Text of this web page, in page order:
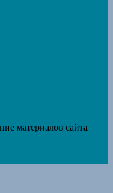
материалов сайта